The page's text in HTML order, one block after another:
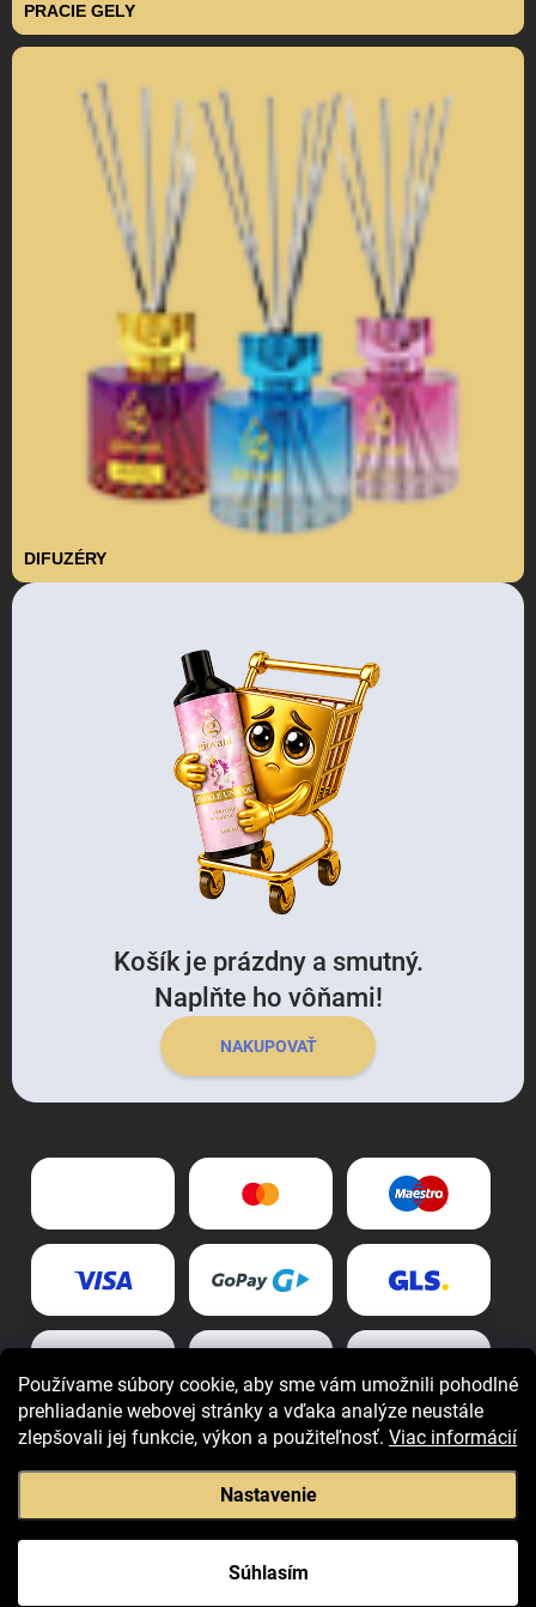
Používame súbory cookie, aby sme vám umožnili pohodlné
prehliadanie webovej stránky a vďaka analýze neustále
zlepšovali jej funkcie, výkon a použiteľnosť. Viac informácií
Nastavenie
Súhlasím
PRACIE GELY
DIFUZÉRY
Košík je prázdny a smutný.
Naplňte ho vôňami!
NAKUPOVAŤ